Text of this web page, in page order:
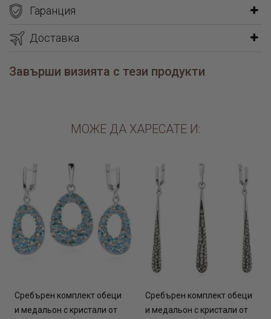
Получавате бижуто придружено със сертификат за качество и
подаръчна опаковка.
Гаранция
Доставка
Завърши визията с тези продукти
МОЖЕ ДА ХАРЕСАТЕ И:
Сребърен комплект обеци
и медальон с кристали от
Сребърен комплект обеци
и медальон с кристали от